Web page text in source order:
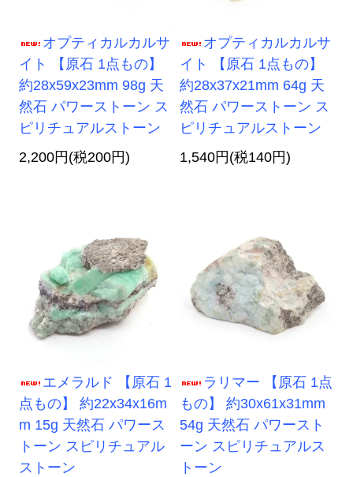
オプティカルカルサ
イト 【原石 1点もの】
約28x59x23mm 98g 天
然石 パワーストーン ス
ピリチュアルストーン
2,200円(税200円)
オプティカルカルサ
イト 【原石 1点もの】
約28x37x21mm 64g 天
然石 パワーストーン ス
ピリチュアルストーン
1,540円(税140円)
エメラルド 【原石 1
点もの】 約22x34x16m
m 15g 天然石 パワース
トーン スピリチュアル
ストーン
ラリマー 【原石 1点
もの】 約30x61x31mm
54g 天然石 パワースト
ーン スピリチュアルス
トーン